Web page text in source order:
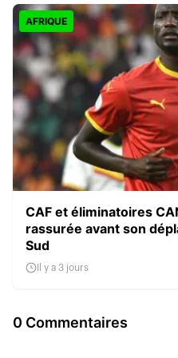
AFRIQUE
CAF et éliminatoires
rassurée avant son
Sud
Il y a 3 jours
0 Commentaires